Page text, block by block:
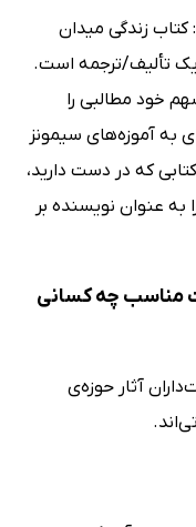
کتاب زندگی میدان
تألیف/ترجمه است.
خود مطالبی را
به آموزه‌های سیمونز
که در دست دارید،
عنوان نویسنده بر
مناسب چه کسانی
آثار حوزه‌ی